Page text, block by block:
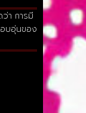
า การมี
อบอุ่นของ